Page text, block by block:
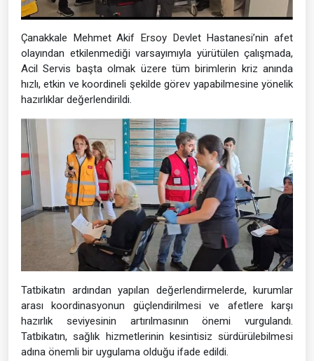
Çanakkale Mehmet Akif Ersoy Devlet Hastanesi’nin afet
olayından etkilenmediği varsayımıyla yürütülen çalışmada,
Acil Servis başta olmak üzere tüm birimlerin kriz anında
hızlı, etkin ve koordineli şekilde görev yapabilmesine yönelik
hazırlıklar değerlendirildi.
Tatbikatın ardından yapılan değerlendirmelerde, kurumlar
arası koordinasyonun güçlendirilmesi ve afetlere karşı
hazırlık seviyesinin artırılmasının önemi vurgulandı.
Tatbikatın, sağlık hizmetlerinin kesintisiz sürdürülebilmesi
adına önemli bir uygulama olduğu ifade edildi.